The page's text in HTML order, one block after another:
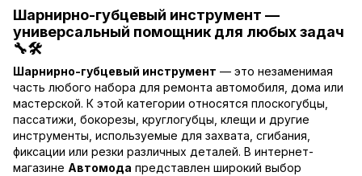
Шарнирно-губцевый инструмент —
универсальный помощник для любых задач
🔧🛠️
Шарнирно-губцевый инструмент — это незаменимая
часть любого набора для ремонта автомобиля, дома или
мастерской. К этой категории относятся плоскогубцы,
пассатижи, бокорезы, круглогубцы, клещи и другие
инструменты, используемые для захвата, сгибания,
фиксации или резки различных деталей. В интернет-
магазине Автомода представлен широкий выбор